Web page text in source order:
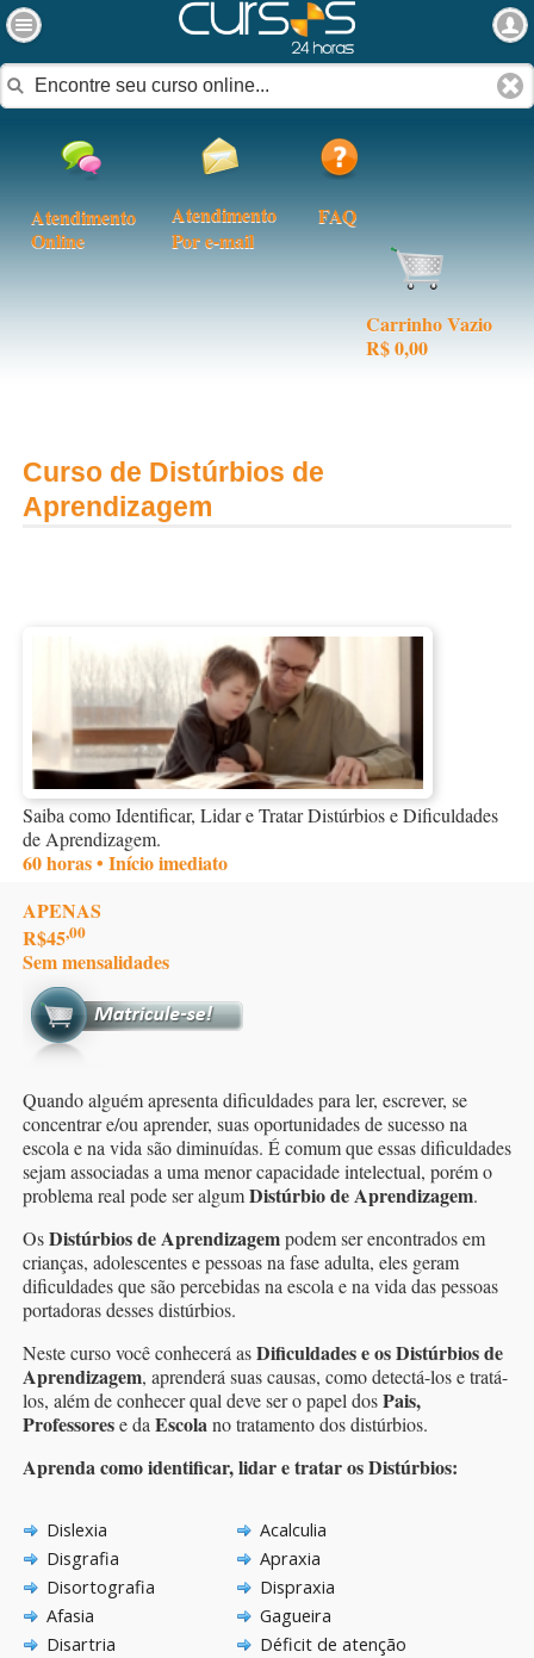
Atendimento
Online
Atendimento
Por e-mail
FAQ
Carrinho Vazio
R$ 0,00
Curso de Distúrbios de
Aprendizagem
Saiba como Identificar, Lidar e Tratar Distúrbios e Dificuldades
de Aprendizagem.
60 horas • Início imediato
APENAS
R$45,00
Sem mensalidades
Quando alguém apresenta dificuldades para ler, escrever, se
concentrar e/ou aprender, suas oportunidades de sucesso na
escola e na vida são diminuídas. É comum que essas dificuldades
sejam associadas a uma menor capacidade intelectual, porém o
problema real pode ser algumDistúrbio de Aprendizagem.
OsDistúrbiosde Aprendizagempodem ser encontrados em
crianças, adolescentes e pessoas na fase adulta, eles geram
dificuldades que são percebidas na escola e na vida das pessoas
portadoras desses distúrbios.
Neste curso você conhecerá asDificuldades e os Distúrbios de
Aprendizagem, aprenderá suas causas, como detectá-los e tratá-
los, além de conhecer qual deve ser o papel dosPais,
Professorese da Escolano tratamento dos distúrbios.
Aprenda como identificar, lidar e tratar os Distúrbios:
Dislexia
Disgrafia
Disortografia
Afasia
Disartria
Acalculia
Apraxia
Dispraxia
Gagueira
Déficit de atenção